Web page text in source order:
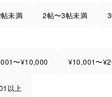
未満 2帖〜3帖未満
〜¥10,000 ¥10,001〜
以上